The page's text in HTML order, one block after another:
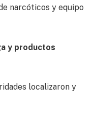
narcóticos y equipo
y productos
localizaron y